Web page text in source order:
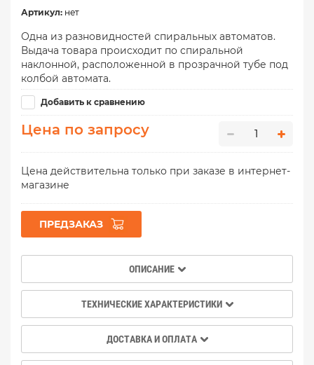
Артикул: нет
Одна из разновидностей спиральных автоматов.
Выдача товара происходит по спиральной
наклонной, расположенной в прозрачной тубе под
колбой автомата.
Добавить к сравнению
Цена по запросу
Цена действительна только при заказе в интернет-
магазине
ПРЕДЗАКАЗ
ОПИСАНИЕ
ТЕХНИЧЕСКИЕ ХАРАКТЕРИСТИКИ
ДОСТАВКА И ОПЛАТА